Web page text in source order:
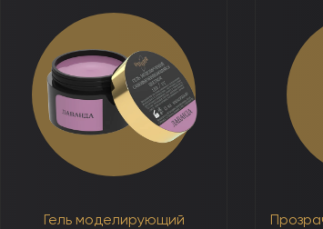
Гель моделирующий